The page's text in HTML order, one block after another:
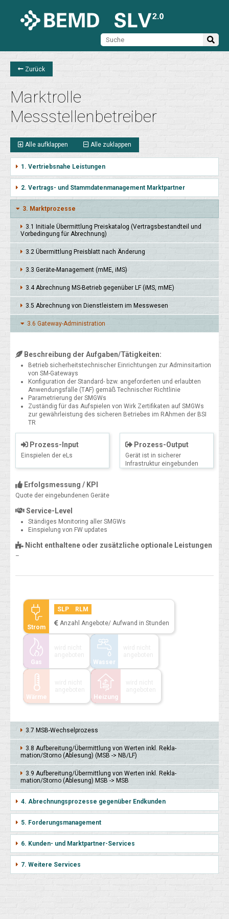
Zurück
Marktrolle
Messstellenbetreiber
Alle aufklappen Alle zuklappen
1. Vertriebsnahe Leistungen
2. Vertrags- und Stammdatenmanagement Marktpartner
3. Marktprozesse
3.1 Initia­le Über­mitt­lung Preis­kata­log (Vertrags­bestand­teil und
Vor­bedin­gung für Abrech­nung)
3.2 Über­mitt­lung Preis­blatt nach Ände­rung
3.3 Geräte-Manage­ment (mME, iMS)
3.4 Abrech­nung MS-Betrieb gegen­über LF (iMS, mME)
3.5 Abrech­nung von Dienst­leistern im Mess­wesen
3.6 Gateway-Adminis­tration
Beschreibung der Aufgaben/Tätigkeiten:
Betrieb sicherheitstechnischer Einrichtungen zur Adminsitartion
von SM-Gateways
Konfiguration der Standard- bzw. angeforderten und erlaubten
Anwendungsfälle (TAF) gemäß Technischer Richtlinie
Parametrierung der SMGWs
Zuständig für das Aufspielen von Wirk Zertifikaten auf SMGWs
zur gewährleistung des sicheren Betriebes im RAhmen der BSI
TR
Prozess-Input
Einspielen der eLs
Prozess-Output
Gerät ist in sicherer
Infrastruktur eingebunden
Erfolgsmessung / KPI
Quote der eingebundenen Geräte
Service-Level
Ständiges Monitoring aller SMGWs
Einspielung von FW updates
Nicht enthaltene oder zusätzliche optionale Leistungen
–
Strom
SLP
RLM
Anzahl Angebote/ Aufwand in Stunden
Gas
Wasser
Wärme
Heizung
3.7 MSB-Wechsel­prozess
3.8 Auf­berei­tung/Übermitt­lung von Wer­ten inkl. Rekla­
mation/Storno (Able­sung) (MSB -> NB/LF)
3.9 Auf­berei­tung/Übermitt­lung von Wer­ten inkl. Rekla­
mation/Stor­no (Able­sung) MSB -> MSB
4. Abrechnungsprozesse gegenüber Endkunden
5. Forderungsmanagement
6. Kunden- und Marktpartner-Services
7. Weitere Services